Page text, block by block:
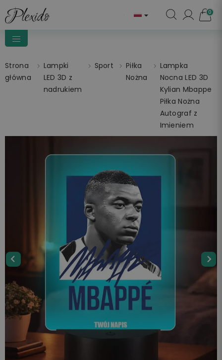
 0
Strona
główna
Lampki
LED 3D z
nadrukiem
Sport
Piłka
Nożna
Lampka
Nocna LED 3D
Kylian Mbappe
Piłka Nożna
Autograf z
Imieniem